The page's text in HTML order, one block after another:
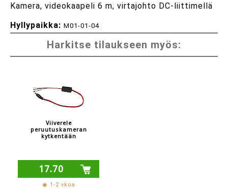
Kamera, videokaapeli 6 m, virtajohto DC-liittimellä
Hyllypaikka: M01-01-04
Harkitse tilaukseen myös:
Viiverele
peruutuskameran
kytkentään
17.70
◉ 1-2 vkoa